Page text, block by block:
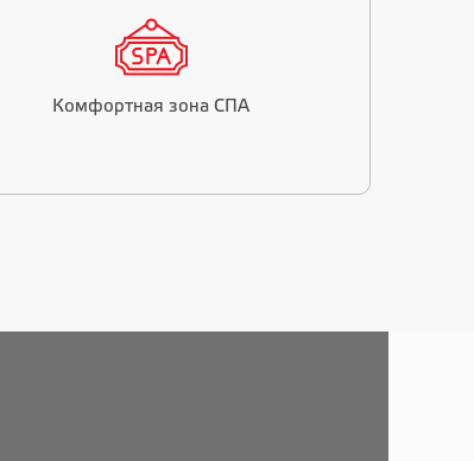
Комфортная зона СПА